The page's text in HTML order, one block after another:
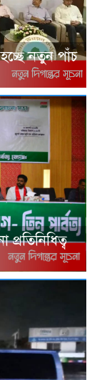
হচ্ছে নতুন পাঁচ